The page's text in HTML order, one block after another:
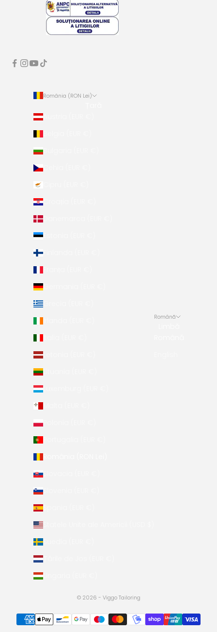
România (RON Lei)
Austria (EUR €)
Belgia (EUR €)
Bulgaria (EUR €)
Cehia (EUR €)
Croația (EUR €)
Danemarca (EUR €)
Estonia (EUR €)
Finlanda (EUR €)
Franța (EUR €)
Germania (EUR €)
Grecia (EUR €)
Irlanda (EUR €)
Italia (EUR €)
Letonia (EUR €)
Lituania (EUR €)
Luxemburg (EUR €)
Malta (EUR €)
Polonia (EUR €)
Portugalia (EUR €)
România (RON Lei)
Slovacia (EUR €)
Slovenia (EUR €)
Spania (EUR €)
Statele Unite ale Americii (USD $)
Suedia (EUR €)
Țările de Jos (EUR €)
Ungaria (EUR €)
Română
© 2026 - Viggo Tailoring